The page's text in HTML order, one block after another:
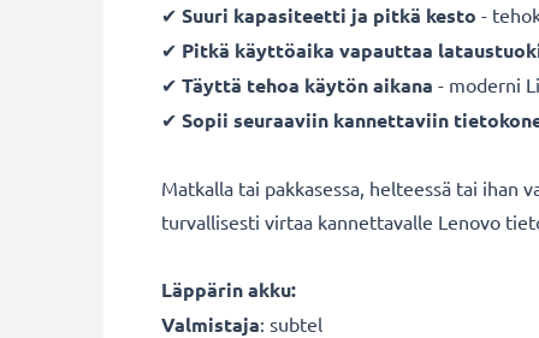
✔ Suuri kapasiteetti ja pitkä kesto -
✔ Pitkä käyttöaika vapauttaa
✔ Täyttä tehoa käytön aikana - moderni
✔ Sopii seuraaviin kannettaviin
Matkalla tai pakkasessa, helteessä tai ihan
turvallisesti virtaa kannettavalle Lenovo
Läppärin akku:
Valmistaja: subtel